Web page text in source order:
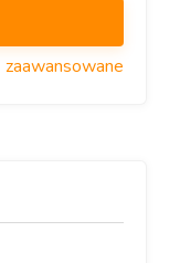
zaawansowane